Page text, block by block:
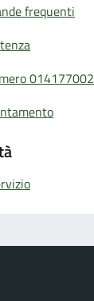
frequenti
014177002